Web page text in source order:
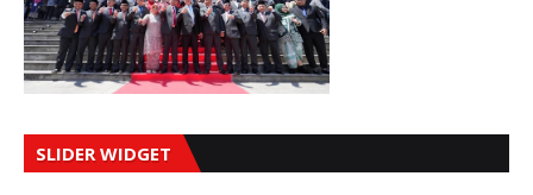
SLIDER WIDGET